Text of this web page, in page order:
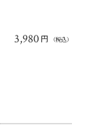
3,980 円 （税込）